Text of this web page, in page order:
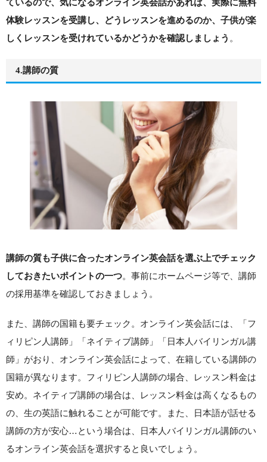
ているので、気になるオンライン英会話があれば、実際に無料
体験レッスンを受講し、どうレッスンを進めるのか、子供が楽
しくレッスンを受けれているかどうかを確認しましょう 。
4.講師の質
講師の質も子供に合ったオンライン英会話を選ぶ上でチェック
しておきたいポイントの一つ。事前にホームページ等で、講師
の採用基準を確認しておきましょう。
また、講師の国籍も要チェック。オンライン英会話には、「フ
ィリピン人講師」「ネイティブ講師」「日本人バイリンガル講
師」がおり、オンライン英会話によって、在籍している講師の
国籍が異なります。フィリピン人講師の場合、レッスン料金は
安め。ネイティブ講師の場合は、レッスン料金は高くなるもの
の、生の英語に触れることが可能です。また、日本語が話せる
講師の方が安心…という場合は、日本人バイリンガル講師のい
るオンライン英会話を選択すると良いでしょう。